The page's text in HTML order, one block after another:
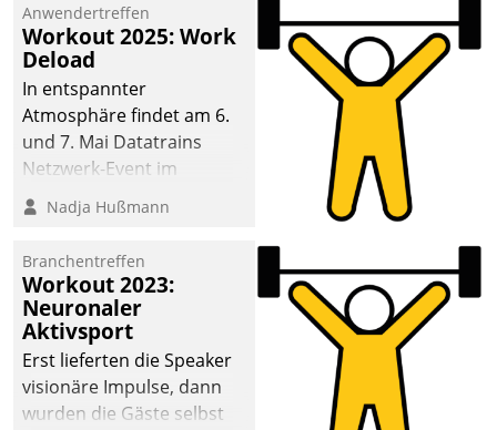
Anwendertreffen
Workout 2025: Work
Deload
In entspannter
Atmosphäre findet am 6.
und 7. Mai Datatrains
Netzwerk-Event im
Kunden- und Partnerkreis
statt. Zentrale Frage: Wie
Mammutprojekte
meistern und Workloads
wuppen – bei zunehmend
anspruchsvollen
Aufgaben und
abnehmendem
Nadja Hußmann
Branchentreffen
Workout 2023:
Neuronaler
Aktivsport
Erst lieferten die Speaker
visionäre Impulse, dann
wurden die Gäste selbst